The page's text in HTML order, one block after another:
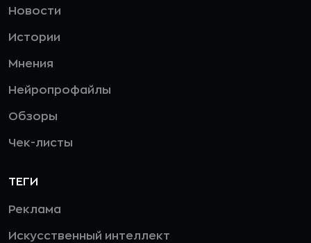
Новости
Истории
Мнения
Нейропрофайлы
Обзоры
Чек-листы
ТЕГИ
Реклама
Искусственный интеллект